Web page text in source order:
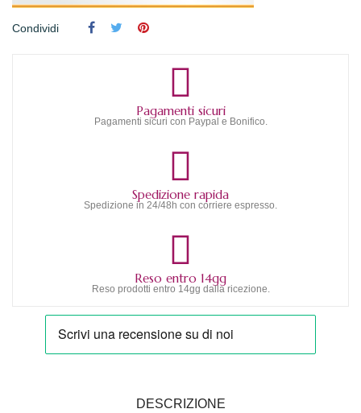
Condividi
Pagamenti sicuri
Pagamenti sicuri con Paypal e Bonifico.
Spedizione rapida
Spedizione in 24/48h con corriere espresso.
Reso entro 14gg
Reso prodotti entro 14gg dalla ricezione.
DESCRIZIONE